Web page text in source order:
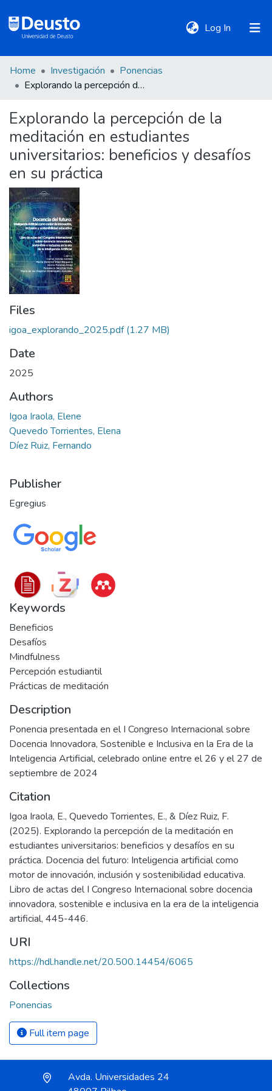
Log In (current)
DeustoTeka
Communities
&
Collections
All of DSpace
Statistics
Policies
Home Investigación
Ponencias
Explorando la percepción de la meditación en estudiantes universitarios: beneficios y desafíos en su práctica
Explorando la percepción de la
meditación en estudiantes
universitarios: beneficios y desafíos
en su práctica
Files
igoa_explorando_2025.pdf(1.27 MB)
Date
2025
Authors
Igoa Iraola, Elene
Quevedo Torrientes, Elena
Díez Ruiz, Fernando
Publisher
Egregius
Keywords
Beneficios
Desafíos
Mindfulness
Percepción estudiantil
Prácticas de meditación
Description
Ponencia presentada en el I Congreso Internacional sobre
Docencia Innovadora, Sostenible e Inclusiva en la Era de la
Inteligencia Artificial, celebrado online entre el 26 y el 27 de
septiembre de 2024
Citation
Igoa Iraola, E., Quevedo Torrientes, E., & Díez Ruiz, F.
(2025). Explorando la percepción de la meditación en
estudiantes universitarios: beneficios y desafíos en su
práctica. Docencia del futuro: Inteligencia artificial como
motor de innovación, inclusión y sostenibilidad educativa.
Libro de actas del I Congreso Internacional sobre docencia
innovadora, sostenible e inclusiva en la era de la inteligencia
artificial, 445-446.
URI
https://hdl.handle.net/20.500.14454/6065
Collections
Ponencias
Full item page
Avda. Universidades 24